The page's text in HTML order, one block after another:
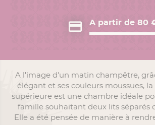
A partir de 80
A l'image d'un matin champêtre,
élégant et ses couleurs moussues,
supérieure est une chambre idéale
famille souhaitant deux lits séparés
Elle a été pensée de manière à